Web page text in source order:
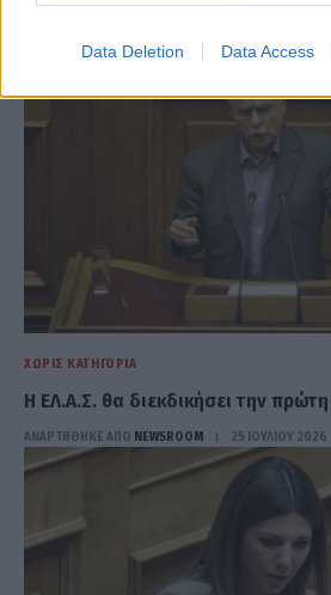
Data Deletion Data Access
ΧΩΡΊΣ ΚΑΤΗΓΟΡΊΑ
Η ΕΛ.Α.Σ. θα διεκδικήσει την
ΑΝΑΡΤΗΘΗΚΕ ΑΠΟ NEWSROOM 25 ΙΟΥΛΊΟΥ 2026